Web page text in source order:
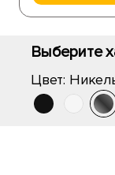
Выберите
Цвет: